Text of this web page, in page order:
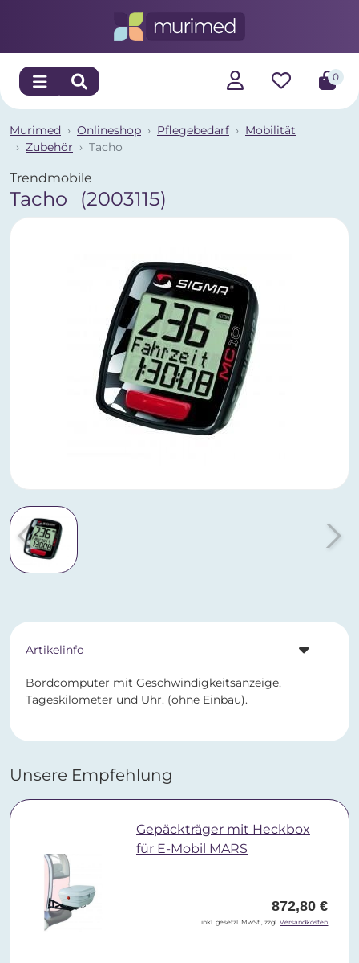
0
Murimed Onlineshop Pflegebedarf
Mobilität
Zubehör
Tacho
Trendmobile
Tacho (2003115)
Artikelinfo
Bordcomputer mit Geschwindigkeitsanzeige,
Tageskilometer und Uhr. (ohne Einbau).
Unsere Empfehlung
Gepäckträger mit Heckbox
für E-Mobil MARS
872,80 €
inkl. gesetzl. MwSt., zzgl.Versandkosten